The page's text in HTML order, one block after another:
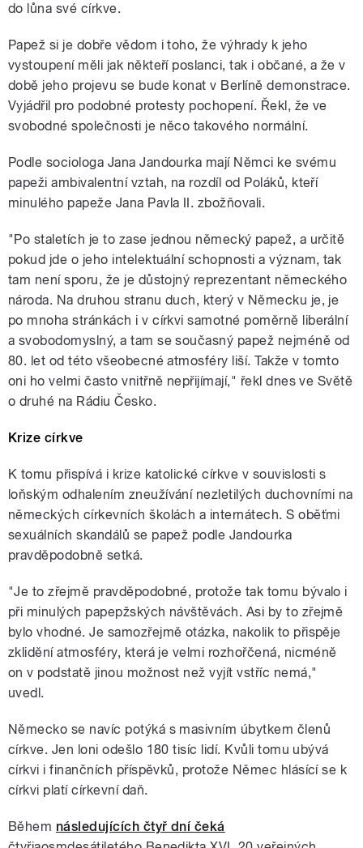
do lůna své církve.
Papež si je dobře vědom i toho, že výhrady k jeho
vystoupení měli jak někteří poslanci, tak i občané, a že v
době jeho projevu se bude konat v Berlíně demonstrace.
Vyjádřil pro podobné protesty pochopení. Řekl, že ve
svobodné společnosti je něco takového normální.
Podle sociologa Jana Jandourka mají Němci ke svému
papeži ambivalentní vztah, na rozdíl od Poláků, kteří
minulého papeže Jana Pavla II. zbožňovali.
"Po staletích je to zase jednou německý papež, a určitě
pokud jde o jeho intelektuální schopnosti a význam, tak
tam není sporu, že je důstojný reprezentant německého
národa. Na druhou stranu duch, který v Německu je, je
po mnoha stránkách i v církvi samotné poměrně liberální
a svobodomyslný, a tam se současný papež nejméně od
80. let od této všeobecné atmosféry liší. Takže v tomto
oni ho velmi často vnitřně nepřijímají," řekl dnes ve Světě
o druhé na Rádiu Česko.
Krize církve
K tomu přispívá i krize katolické církve v souvislosti s
loňským odhalením zneužívání nezletilých duchovními na
německých církevních školách a internátech. S oběťmi
sexuálních skandálů se papež podle Jandourka
pravděpodobně setká.
"Je to zřejmě pravděpodobné, protože tak tomu bývalo i
při minulých papepžských návštěvách. Asi by to zřejmě
bylo vhodné. Je samozřejmě otázka, nakolik to přispěje
zklidění atmosféry, která je velmi rozhořčená, nicméně
on v podstatě jinou možnost než vyjít vstříc nemá,"
uvedl.
Německo se navíc potýká s masivním úbytkem členů
církve. Jen loni odešlo 180 tisíc lidí. Kvůli tomu ubývá
církvi i finančních příspěvků, protože Němec hlásící se k
církvi platí církevní daň.
Během následujících čtyř dní čeká